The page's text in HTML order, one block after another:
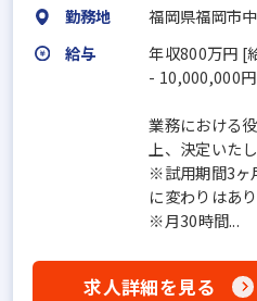
勤務地
福岡県福岡市
給与
年収800万円 [
- 10,000,000円
業務における
上、決定いた
※試用期間3ヶ
に変わりはあり
※月30時間...
求人詳細を見る